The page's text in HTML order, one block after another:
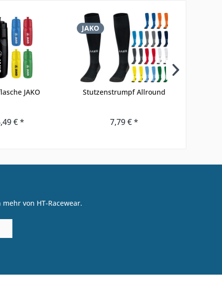
JAKO
€ *
JAKO
Stutzenstrumpf Allround
7,79 € *
von HT-Racewear.